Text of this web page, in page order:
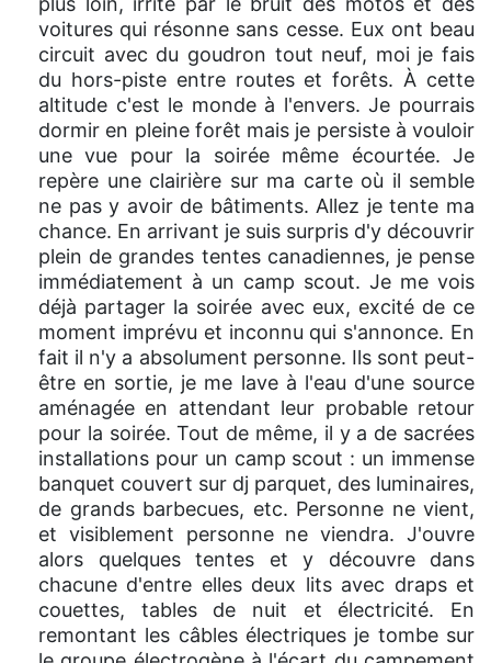
voitures qui résonne sans cesse. Eux ont beau
circuit avec du goudron tout neuf, moi je fais
du hors-piste entre routes et forêts. À cette
altitude c'est le monde à l'envers. Je pourrais
dormir en pleine forêt mais je persiste à vouloir
une vue pour la soirée même écourtée. Je
repère une clairière sur ma carte où il semble
ne pas y avoir de bâtiments. Allez je tente ma
chance. En arrivant je suis surpris d'y découvrir
plein de grandes tentes canadiennes, je pense
immédiatement à un camp scout. Je me vois
déjà partager la soirée avec eux, excité de ce
moment imprévu et inconnu qui s'annonce. En
fait il n'y a absolument personne. Ils sont peut-
être en sortie, je me lave à l'eau d'une source
aménagée en attendant leur probable retour
pour la soirée. Tout de même, il y a de sacrées
installations pour un camp scout : un immense
banquet couvert sur dj parquet, des luminaires,
de grands barbecues, etc. Personne ne vient,
et visiblement personne ne viendra. J'ouvre
alors quelques tentes et y découvre dans
chacune d'entre elles deux lits avec draps et
couettes, tables de nuit et électricité. En
remontant les câbles électriques je tombe sur